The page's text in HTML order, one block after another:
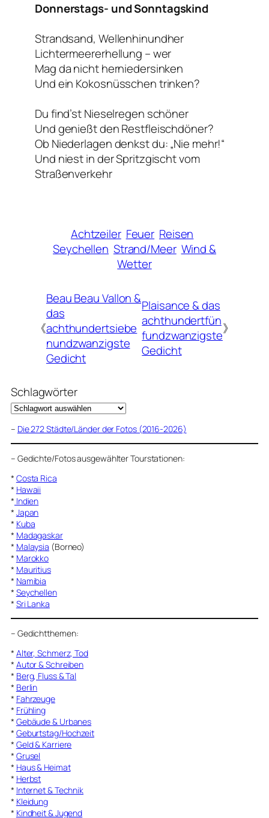
Donnerstags- und Sonntagskind
Strandsand, Wellenhinundher
Lichtermeererhellung – wer
Mag da nicht herniedersinken
Und ein Kokosnüsschen trinken?
Du find’st Nieselregen schöner
Und genießt den Restfleischdöner?
Ob Niederlagen denkst du: „Nie mehr!“
Und niest in der Spritzgischt vom
Straßenverkehr
Achtzeiler Feuer Reisen
Seychellen Strand/Meer Wind &
Wetter
《
Beau Beau Vallon &
das
achthundertsiebe
nundzwanzigste
Gedicht
Plaisance & das
achthundertfün
fundzwanzigste
Gedicht
》
Schlagwörter
– Die 272 Städte/Länder der Fotos (2016-2026)
– Gedichte/Fotos ausgewählter Tourstationen:
* Costa Rica
* Hawaii
* Indien
* Japan
* Kuba
* Madagaskar
* Malaysia (Borneo)
* Marokko
* Mauritius
* Namibia
* Seychellen
* Sri Lanka
– Gedichtthemen:
* Alter, Schmerz, Tod
* Autor & Schreiben
* Berg, Fluss & Tal
* Berlin
* Fahrzeuge
* Frühling
* Gebäude & Urbanes
* Geburtstag/Hochzeit
* Geld & Karriere
* Grusel
* Haus & Heimat
* Herbst
* Internet & Technik
* Kleidung
* Kindheit & Jugend